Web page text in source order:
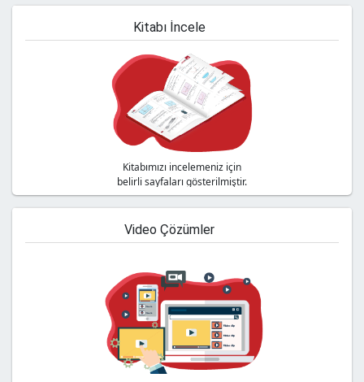
Kitabı İncele
Kitabımızı incelemeniz için
belirli sayfaları gösterilmiştir.
Video Çözümler